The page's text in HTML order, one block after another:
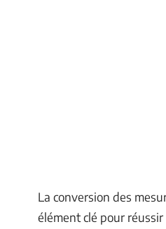
La conversion des
élément clé pour